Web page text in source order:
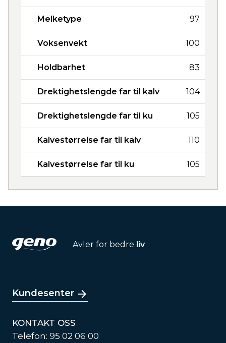
Melketype 97
Voksenvekt 100
Holdbarhet 83
Drektighetslengde far til kalv 104
Drektighetslengde far til ku 105
Kalvestørrelse far til kalv 110
Kalvestørrelse far til ku 105
Avler for bedre liv
Kundesenter
KONTAKT OSS
Telefon: 95 02 06 00